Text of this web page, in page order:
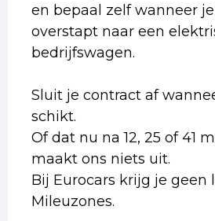
en bepaal zelf wanneer
overstapt naar een
bedrijfswagen.
Sluit je contract af
schikt.
Of dat nu na 12, 25 of 41
maakt ons niets uit.
Bij Eurocars krijg je geen
Mileuzones.